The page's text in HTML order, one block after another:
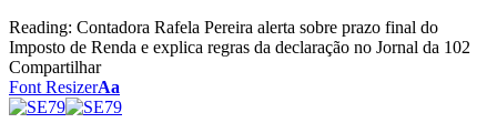
Reading: Contadora Rafela Pereira alerta sobre prazo final do
Imposto de Renda e explica regras da declaração no Jornal da 102
Compartilhar
Font ResizerAa